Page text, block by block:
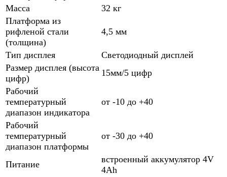
Масса
32 кг
Платформа из
рифленой стали
(толщина)
4,5 мм
Тип дисплея
Светодиодный дисплей
Размер дисплея (высота
цифр)
15мм/5 цифр
Рабочий
температурный
диапазон индикатора
от -10 до +40
Рабочий
температурный
диапазон платформы
от -30 до +40
Питание
встроенный аккумулятор 4V
4Ah